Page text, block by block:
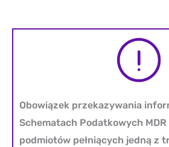
Obowiązek przekazywania
Schematach Podatkowych
podmiotów pełniących jedną z